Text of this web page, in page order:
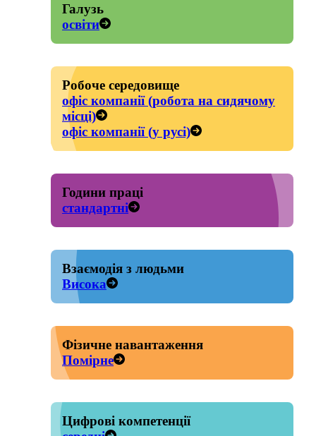
Галузь
освіти
Робоче середовище
офіс компанії (робота на сидячому
місці)
офіс компанії (у русі)
Години праці
стандартні
Взаємодія з людьми
Висока
Фізичне навантаження
Помірне
Цифрові компетенції